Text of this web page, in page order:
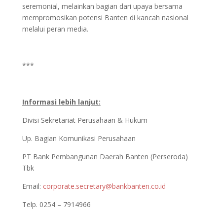
seremonial, melainkan bagian dari upaya bersama
mempromosikan potensi Banten di kancah nasional
melalui peran media.
***
Informasi lebih lanjut:
Divisi Sekretariat Perusahaan & Hukum
Up. Bagian Komunikasi Perusahaan
PT Bank Pembangunan Daerah Banten (Perseroda)
Tbk
Email: corporate.secretary@bankbanten.co.id
Telp. 0254 – 7914966